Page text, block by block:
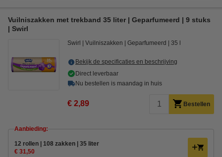
Vuilniszakken met trekband 35 liter | Geparfumeerd | 9 stuks
| Swirl
Swirl Vuilniszakken Geparfumeerd 35 l
Bekijk de specificaties en beschrijving
Direct leverbaar
Nu bestellen is maandag in huis
€ 2,89 Bestellen
Aanbieding:
12 rollen | 108 zakken | 35 liter
€ 31,50